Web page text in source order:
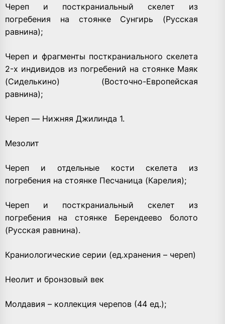
Череп и посткраниальный скелет из
погребения на стоянке Сунгирь (Русская
равнина);
Череп и фрагменты посткраниального скелета
2-х индивидов из погребений на стоянке Маяк
(Сиделькино) (Восточно-Европейская
равнина);
Череп — Нижняя Джилинда 1.
Мезолит
Череп и отдельные кости скелета из
погребения на стоянке Песчаница (Карелия);
Череп и посткраниальный скелет из
погребения на стоянке Берендеево болото
(Русская равнина).
Краниологические серии (ед.хранения – череп)
Неолит и бронзовый век
Молдавия – коллекция черепов (44 ед.);